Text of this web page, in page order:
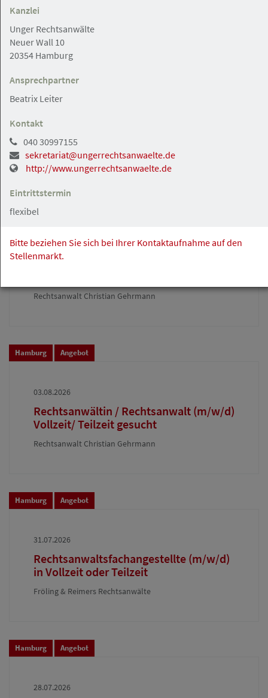
Ratzeburg Angebot
Rechtsanwalt / Rechtsanwältin (m/w/d)
gesucht
Christoph-Meise-Schmidt Rechtsanwälte Partnerschaft
Hamburg Angebot
Rechtsanwaltsfachangestellte /
Rechtsanwaltsfachangestellter (m/w/d)
Rechtsanwalt Christian Gehrmann
Hamburg Angebot
03.08.2026
Rechtsanwältin / Rechtsanwalt (m/w/d)
Vollzeit/ Teilzeit gesucht
Rechtsanwalt Christian Gehrmann
Hamburg Angebot
31.07.2026
Rechtsanwaltsfachangestellte (m/w/d)
in Vollzeit oder Teilzeit
Fröling & Reimers Rechtsanwälte
Hamburg Angebot
28.07.2026
Kanzlei
Unger Rechtsanwälte
Neuer Wall 10
20354 Hamburg
Ansprechpartner
Beatrix Leiter
Kontakt
040 30997155
sekretariat@ungerrechtsanwaelte.de
http://www.ungerrechtsanwaelte.de
Eintrittstermin
flexibel
Bitte beziehen Sie sich bei Ihrer Kontaktaufnahme auf den
Stellenmarkt.